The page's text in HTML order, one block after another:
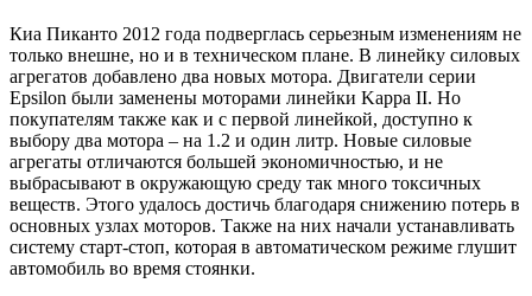
Киа Пиканто 2012 года подверглась серьезным изменениям не
только внешне, но и в техническом плане. В линейку силовых
агрегатов добавлено два новых мотора. Двигатели серии
Epsilon были заменены моторами линейки Kappa II. Но
покупателям также как и с первой линейкой, доступно к
выбору два мотора – на 1.2 и один литр. Новые силовые
агрегаты отличаются большей экономичностью, и не
выбрасывают в окружающую среду так много токсичных
веществ. Этого удалось достичь благодаря снижению потерь в
основных узлах моторов. Также на них начали устанавливать
систему старт-стоп, которая в автоматическом режиме глушит
автомобиль во время стоянки.